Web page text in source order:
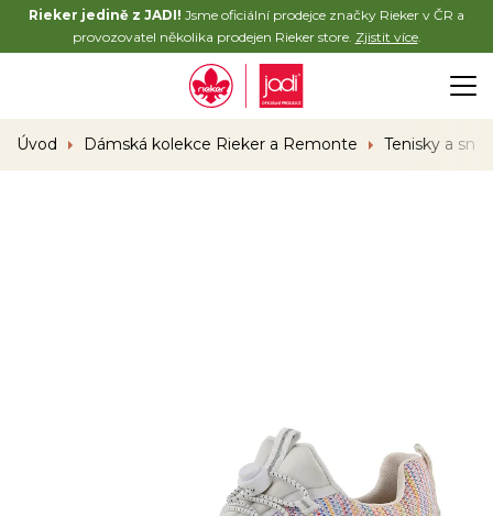
Rieker jedině z JADI! Jsme oficiální prodejce značky Rieker v ČR a
provozovatel několika prodejen Rieker store. Zjistit více.
Úvod Dámská kolekce Rieker a Remonte Tenisky a